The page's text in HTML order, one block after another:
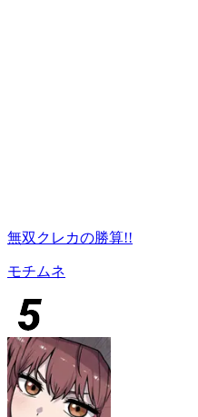
無双クレカの勝算!!
モチムネ